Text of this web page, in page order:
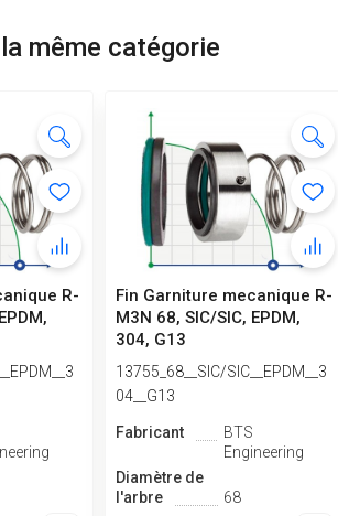
même catégorie
R-
Fin Garniture mecanique R-
M3N 68, SIC/SIC, EPDM,
304, G13
13755_68__SIC/SIC__EPDM__3
04__G13
Fabricant
BTS
Engineering
Diamètre de
l'arbre
68